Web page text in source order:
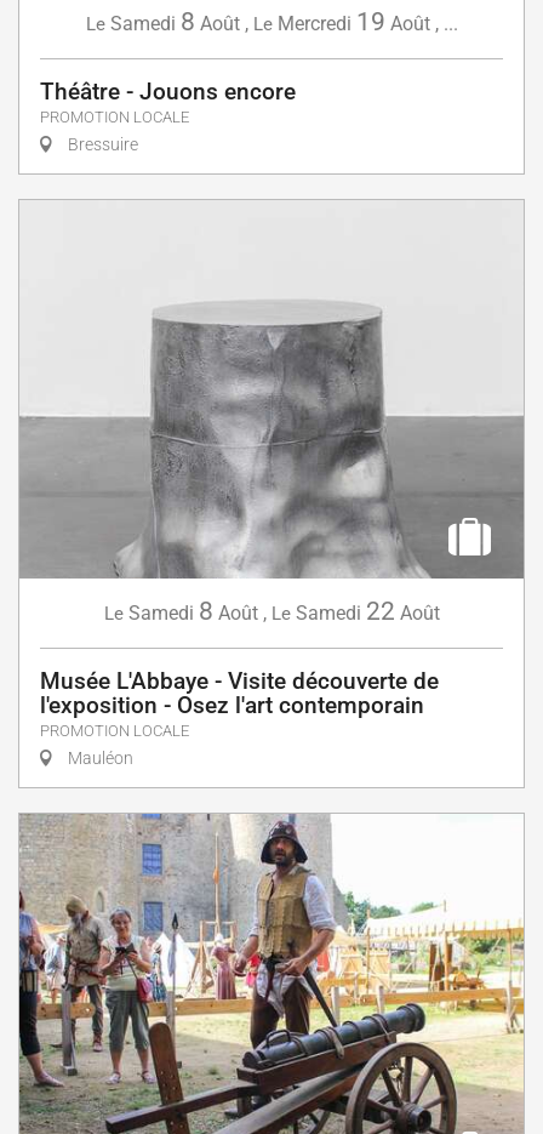
Le Samedi 8 Août, Le Mercredi 19 Août, ...
Théâtre - Jouons encore
PROMOTION LOCALE
Bressuire
Le Samedi 8 Août, Le Samedi 22 Août
Musée L'Abbaye - Visite découverte de
l'exposition - Osez l'art contemporain
PROMOTION LOCALE
Mauléon